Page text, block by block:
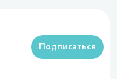
Подписаться